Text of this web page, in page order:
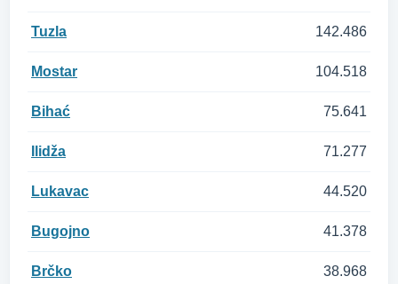
Tuzla 142.486
Mostar 104.518
Bihać 75.641
Ilidža 71.277
Lukavac 44.520
Bugojno 41.378
Brčko 38.968